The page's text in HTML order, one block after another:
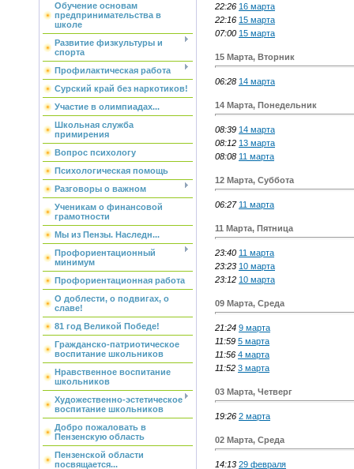
Обучение основам
предпринимательства в
школе
Развитие физкультуры и
спорта
Профилактическая работа
Сурский край без наркотиков!
Участие в олимпиадах...
Школьная служба
примирения
Вопрос психологу
Психологическая помощь
Разговоры о важном
Ученикам о финансовой
грамотности
Мы из Пензы. Наследн...
Профориентационный
минимум
Профориентационная работа
О доблести, о подвигах, о
славе!
81 год Великой Победе!
Гражданско-патриотическое
воспитание школьников
Нравственное воспитание
школьников
Художественно-эстетическое
воспитание школьников
Добро пожаловать в
Пензенскую область
Пензенской области
посвящается...
22:26 16 марта
22:16 15 марта
07:00 15 марта
15 Марта, Вторник
06:28 14 марта
14 Марта, Понедельник
08:39 14 марта
08:12 13 марта
08:08 11 марта
12 Марта, Суббота
06:27 11 марта
11 Марта, Пятница
23:40 11 марта
23:23 10 марта
23:12 10 марта
09 Марта, Среда
21:24 9 марта
11:59 5 марта
11:56 4 марта
11:52 3 марта
03 Марта, Четверг
19:26 2 марта
02 Марта, Среда
14:13 29 февраля